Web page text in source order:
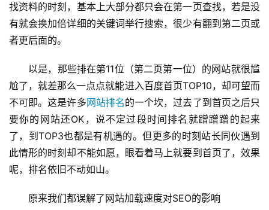
找资料的时刻，基本上大部分都只会在第一页查找，若是没
有就会换加倍详细的关键词举行搜索，很少有翻到第二页或
者更后面的。
以是，那些排在第11位（第二页第一位）的网站就很尴
尬了，就差那么一点点就能进入百度首页TOP10，却可望而
不可即。这是许多网站排名的一个坎，过去了到首页之后只
要你的网站还OK，说不定过段时间排名就蹭蹭蹭的起来
了，到TOP3也都是有机遇的。但更多的时刻站长同伙遇到
此情形的时刻却不能如愿，眼看着马上就要到首页了，效果
呢，排名依旧不动如山。
原来我们都误解了网站加载速度对SEO的影响